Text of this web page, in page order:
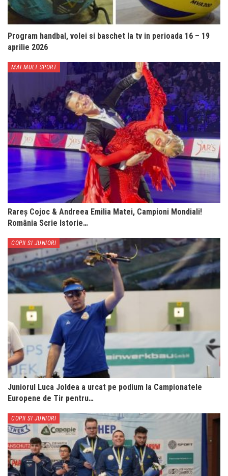
Program handbal, volei si baschet la tv in perioada 16 – 19
aprilie 2026
MAI MULT SPORT
Rareș Cojoc & Andreea Emilia Matei, Campioni Mondiali!
România Scrie Istorie…
COPII SI JUNIORI
Juniorul Luca Joldea a urcat pe podium la Campionatele
Europene de Tir pentru…
COPII SI JUNIORI